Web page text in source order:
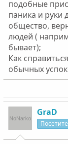
подобные
паника и руки
общество,
людей (
бывает);
Как
обычных
GraD